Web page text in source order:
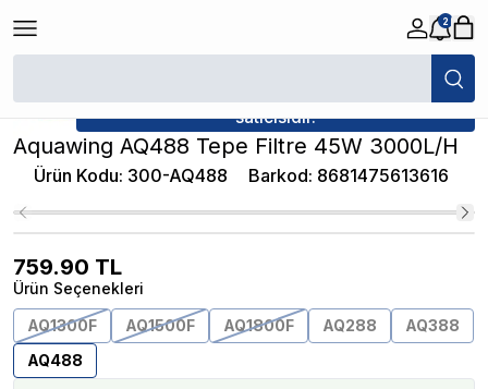
2
/
satıcısıdır.
Aquawing AQ488 Tepe Filtre 45W 3000L/H
Ürün Kodu: 300-AQ488 Barkod: 8681475613616
759.90 TL
Ürün Seçenekleri
AQ1300F
AQ1500F AQ1800F AQ288
AQ388
AQ488